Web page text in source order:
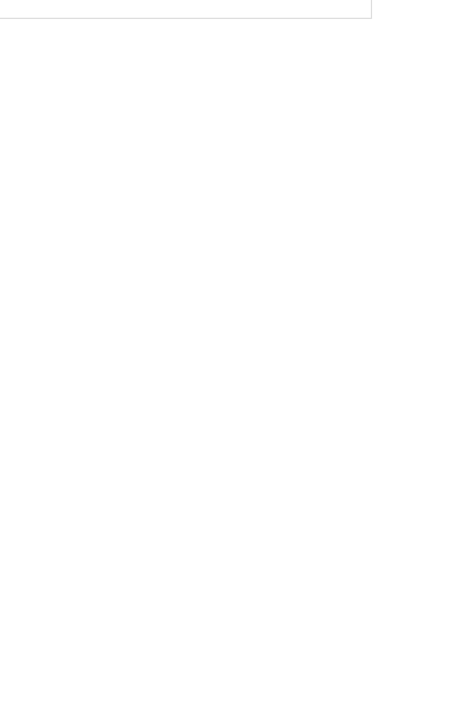
响；<&list>3.稳定器的转向胶套和球头